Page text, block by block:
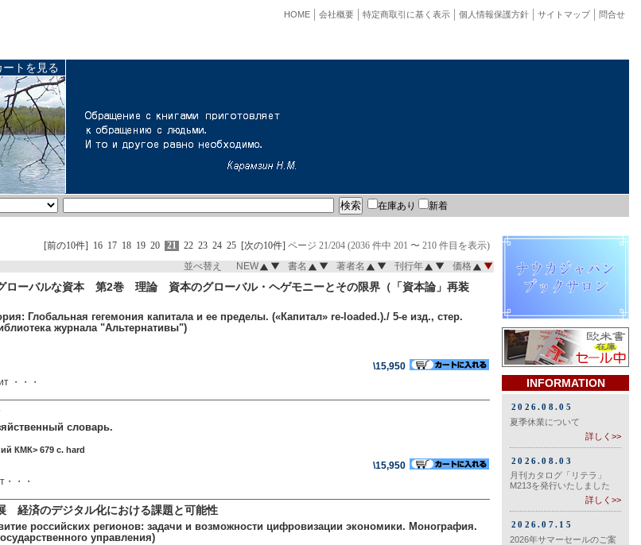
問合せ
サイトマップ
個人情報保護方針
特定商取引に基く表示
会社概要
HOME
ートを見る
在庫あり 新着
[前の10件] 16 17 18 19 20 21 22 23 24 25 [次の10件] ページ 21/204 (2036 件中 201 〜 210 件目を表示)
並べ替え NEW 書名 著者名 刊行年 価格
ローバルな資本 第2巻 理論 資本のグローバル・ヘゲモニーとその限界（「資本論」再装
Глобальная гегемония капитала и ее пределы. («Капитал» re-loaded.)./ 5-е изд., стер.
журнала "Альтернативы")
\15,950
・・・
словарь.
КМК> 679 c. hard
\15,950
・・
経済のデジタル化における課題と可能性
российских регионов: задачи и возможности цифровизации экономики. Монография.
управления)
INFORMATION